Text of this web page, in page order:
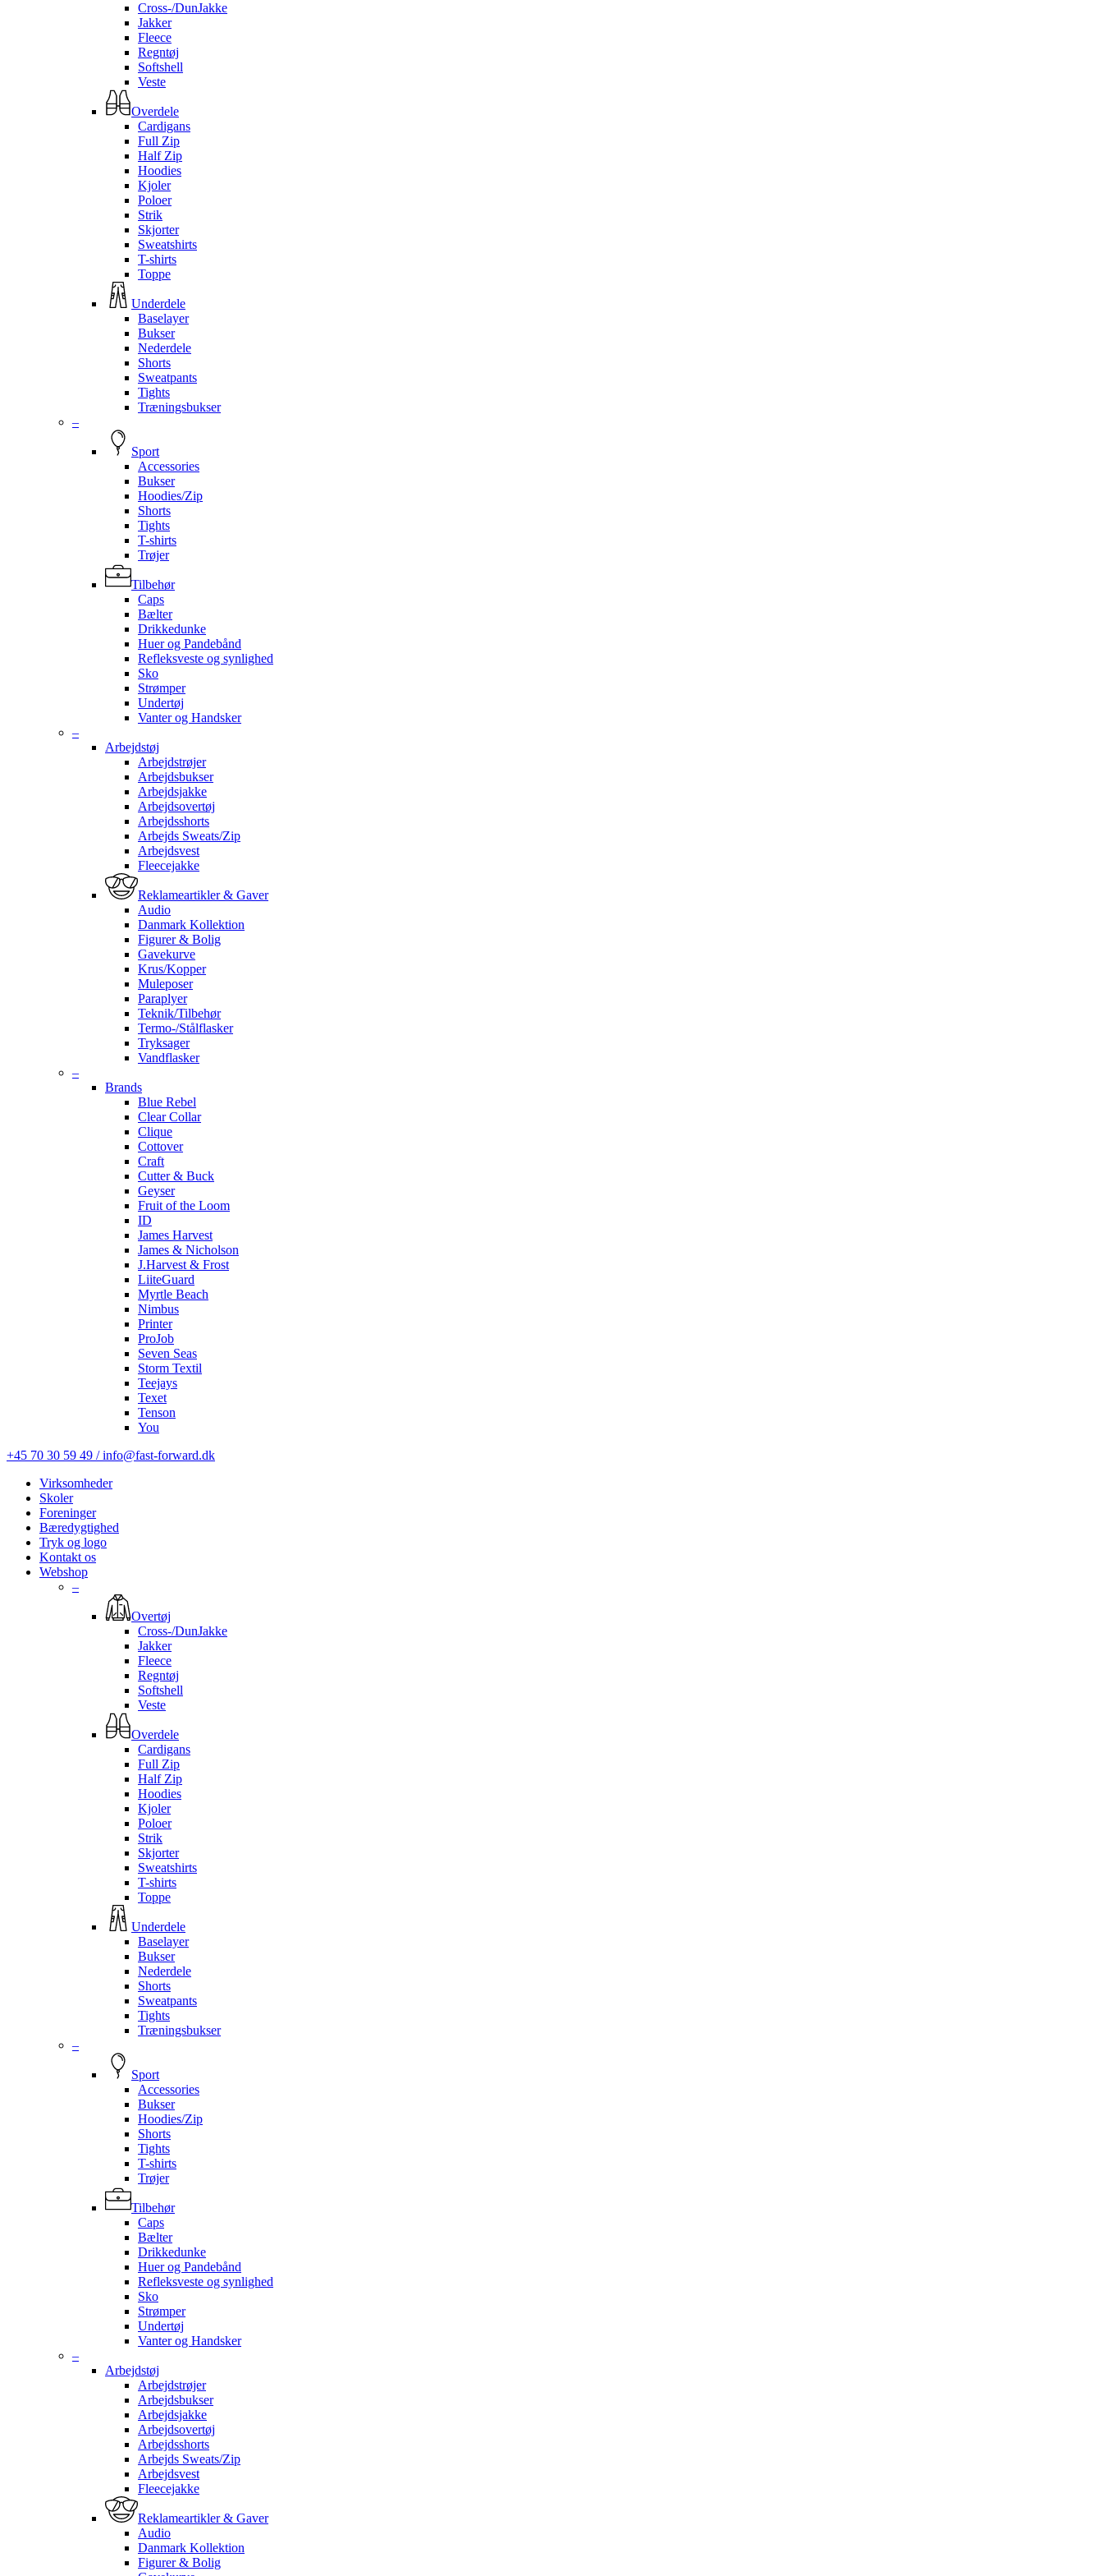
Cross-/DunJakke
Jakker
Fleece
Regntøj
Softshell
Veste
Overdele
Cardigans
Full Zip
Half Zip
Hoodies
Kjoler
Poloer
Strik
Skjorter
Sweatshirts
T-shirts
Toppe
Underdele
Baselayer
Bukser
Nederdele
Shorts
Sweatpants
Tights
Træningsbukser
–
Sport
Accessories
Bukser
Hoodies/Zip
Shorts
Tights
T-shirts
Trøjer
Tilbehør
Caps
Bælter
Drikkedunke
Huer og Pandebånd
Refleksveste og synlighed
Sko
Strømper
Undertøj
Vanter og Handsker
–
Arbejdstøj
Arbejdstrøjer
Arbejdsbukser
Arbejdsjakke
Arbejdsovertøj
Arbejdsshorts
Arbejds Sweats/Zip
Arbejdsvest
Fleecejakke
Reklameartikler & Gaver
Audio
Danmark Kollektion
Figurer & Bolig
Gavekurve
Krus/Kopper
Muleposer
Paraplyer
Teknik/Tilbehør
Termo-/Stålflasker
Tryksager
Vandflasker
–
Brands
Blue Rebel
Clear Collar
Clique
Cottover
Craft
Cutter & Buck
Geyser
Fruit of the Loom
ID
James Harvest
James & Nicholson
J.Harvest & Frost
LiiteGuard
Myrtle Beach
Nimbus
Printer
ProJob
Seven Seas
Storm Textil
Teejays
Texet
Tenson
You
+45 70 30 59 49 / info@fast-forward.dk
Virksomheder
Skoler
Foreninger
Bæredygtighed
Tryk og logo
Kontakt os
Webshop
–
Overtøj
Cross-/DunJakke
Jakker
Fleece
Regntøj
Softshell
Veste
Overdele
Cardigans
Full Zip
Half Zip
Hoodies
Kjoler
Poloer
Strik
Skjorter
Sweatshirts
T-shirts
Toppe
Underdele
Baselayer
Bukser
Nederdele
Shorts
Sweatpants
Tights
Træningsbukser
–
Sport
Accessories
Bukser
Hoodies/Zip
Shorts
Tights
T-shirts
Trøjer
Tilbehør
Caps
Bælter
Drikkedunke
Huer og Pandebånd
Refleksveste og synlighed
Sko
Strømper
Undertøj
Vanter og Handsker
–
Arbejdstøj
Arbejdstrøjer
Arbejdsbukser
Arbejdsjakke
Arbejdsovertøj
Arbejdsshorts
Arbejds Sweats/Zip
Arbejdsvest
Fleecejakke
Reklameartikler & Gaver
Audio
Danmark Kollektion
Figurer & Bolig